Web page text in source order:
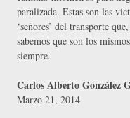
paralizada. Estas son las
‘señores’ del transporte
sabemos que son los
siempre.
Carlos Alberto González
Marzo 21, 2014